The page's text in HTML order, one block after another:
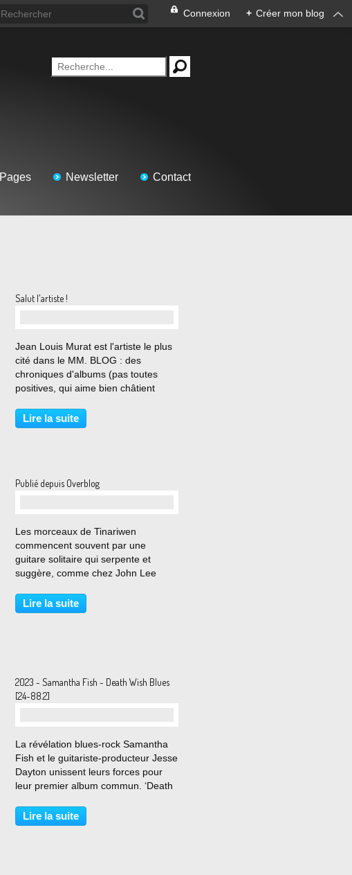
Connexion + Créer mon blog
Pages Newsletter Contact
Salut l'artiste !
Jean Louis Murat est l'artiste le plus
cité dans le MM. BLOG : des
chroniques d'albums (pas toutes
positives, qui aime bien châtient
concerts, et un article sur toute sa
carrière à la sortie de Toboggan
Lire la suite
Publié depuis Overblog
Les morceaux de Tinariwen
commencent souvent par une
guitare solitaire qui serpente et
suggère, comme chez John Lee
rocailleuse du chanteur en chef
Ibrahim ag Alhabib. Et la chanson
Lire la suite
2023 - Samantha Fish - Death Wish Blues
[24-88.2]
La révélation blues-rock Samantha
Fish et le guitariste-producteur Jesse
Dayton unissent leurs forces pour
leur premier album commun. ‘Death
détonant de blues, de soul, de funk,
de garage, d’énergie punk et de
Lire la suite